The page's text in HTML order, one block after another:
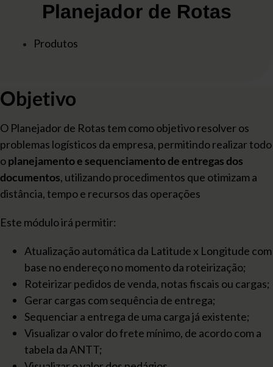
Planejador de Rotas
Produtos
Objetivo
O Planejador de Rotas tem como objetivo resolver os
problemas logísticos da empresa, permitindo realizar todo
oplanejamento e sequenciamento de entregas dos
documentos, utilizando procedimentos que otimizam a
distância, tempo e recursos das operações
Este módulo irá permitir:
Atualização automática da Latitude x Longitude com
base no endereço no momento da roteirização;
Roteirizar pedidos de venda, notas fiscais ou cargas;
Gerar cargas com sequência de entrega;
Sequenciar a entrega de uma carga já existente;
Visualizar o valor do frete mínimo, de acordo com a
tabela da ANTT;